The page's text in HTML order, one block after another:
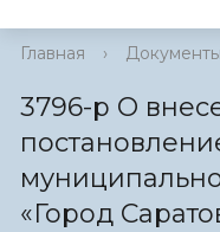
Главная › Документы
3796-р О
«Город